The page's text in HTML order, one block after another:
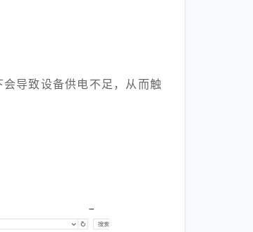
导致设备供电不足，从而触